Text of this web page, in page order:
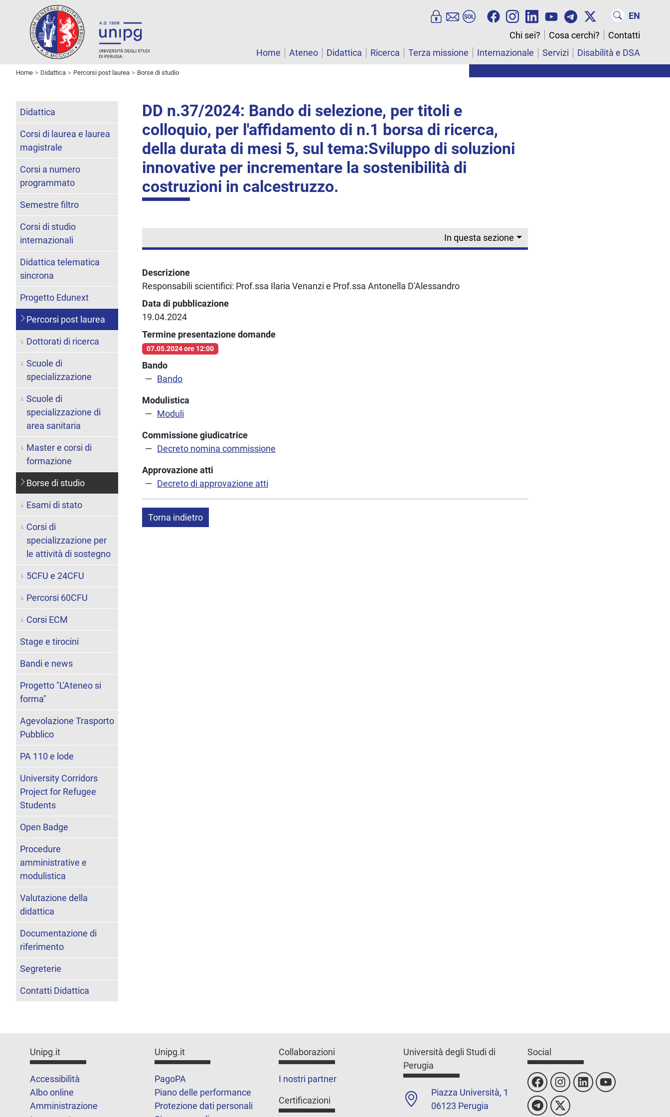
EN
Chi sei?
Cosa cerchi?
Contatti
Home
Ateneo Didattica Ricerca Terza missione Internazionale Servizi Disabilità e DSA
Home Didattica Percorsi post laurea Borse di studio
DD n.37/2024: Bando di selezione, per titoli e
colloquio, per l'affidamento di n.1 borsa di ricerca,
della durata di mesi 5, sul tema:Sviluppo di soluzioni
innovative per incrementare la sostenibilità di
costruzioni in calcestruzzo.
In questa sezione
Descrizione
Responsabili scientifici: Prof.ssa Ilaria Venanzi e Prof.ssa Antonella D'Alessandro
Data di pubblicazione
19.04.2024
Termine presentazione domande
07.05.2024 ore 12:00
Bando
Bando
Modulistica
Moduli
Commissione giudicatrice
Decreto nomina commissione
Approvazione atti
Decreto di approvazione atti
Torna indietro
Didattica
Corsi di laurea e laurea
magistrale
Corsi a numero
programmato
Semestre filtro
Corsi di studio
internazionali
Didattica telematica
sincrona
Progetto Edunext
Percorsi post laurea
Dottorati di ricerca
Scuole di
specializzazione
Scuole di
specializzazione di
area sanitaria
Master e corsi di
formazione
Borse di studio
Esami di stato
Corsi di
specializzazione per
le attività di sostegno
5CFU e 24CFU
Percorsi 60CFU
Corsi ECM
Stage e tirocini
Bandi e news
Progetto "L'Ateneo si
forma"
Agevolazione Trasporto
Pubblico
PA 110 e lode
University Corridors
Project for Refugee
Students
Open Badge
Procedure
amministrative e
modulistica
Valutazione della
didattica
Documentazione di
riferimento
Segreterie
Contatti Didattica
Unipg.it
Accessibilità
Albo online
Amministrazione
Unipg.it
PagoPA
Piano delle performance
Protezione dati personali
Collaborazioni
I nostri partner
Certificazioni
Università degli Studi di
Perugia
Piazza Università, 1
06123 Perugia
Social